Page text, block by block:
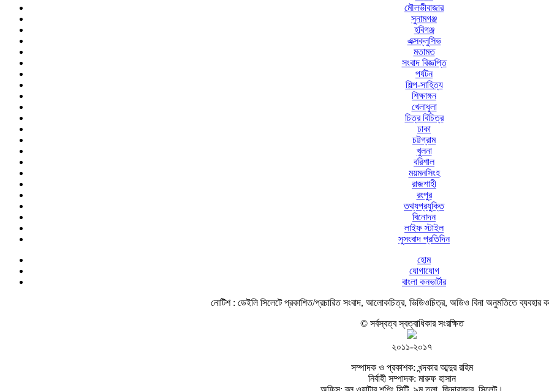
মৌলভীবাজার
সুনামগঞ্জ
হবিগঞ্জ
এক্সক্লুসিভ
মতামত
সংবাদ বিজ্ঞপ্তি
পর্যটন
শিল্প-সাহিত্য
শিক্ষাঙ্গন
খেলাধুলা
চিত্র বিচিত্র
ঢাকা
চট্টগ্রাম
খুলনা
বরিশাল
ময়মনসিংহ
রাজশাহী
রংপুর
তথ্যপ্রযুক্তি
বিনোদন
লাইফ স্টাইল
সুসংবাদ প্রতিদিন
হোম
যোগাযোগ
বাংলা কনভার্টার
নোটিশ : ডেইলি সিলেটে প্রকাশিত/প্রচারিত সংবাদ, আলোকচিত্র, ভিডিওচিত্র, অডিও বিনা অনুমতিতে ব্যবহার
© সর্বস্বত্ব স্বত্বাধিকার সংরক্ষিত
২০১১-২০১৭
সম্পাদক ও প্রকাশক: খন্দকার আব্দুর রহিম
নির্বাহী সম্পাদক: মারুফ হাসান